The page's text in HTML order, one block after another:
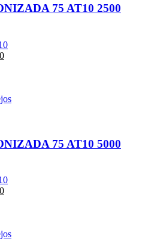
75 AT10 2500
O
R$13.000,00.
75 AT10 5000
O
R$20.320,00.